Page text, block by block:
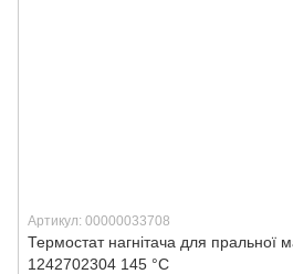
Артикул: 00000033708
Термостат нагнітача для пральної
1242702304 145 °C